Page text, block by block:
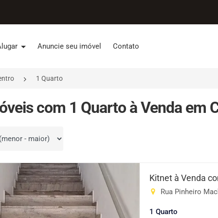
Anuncie seu imóvel Contato
1 Quarto
com 1 Quarto à Venda em
Kitnet à Venda
Rua Pinheiro
1 Quarto